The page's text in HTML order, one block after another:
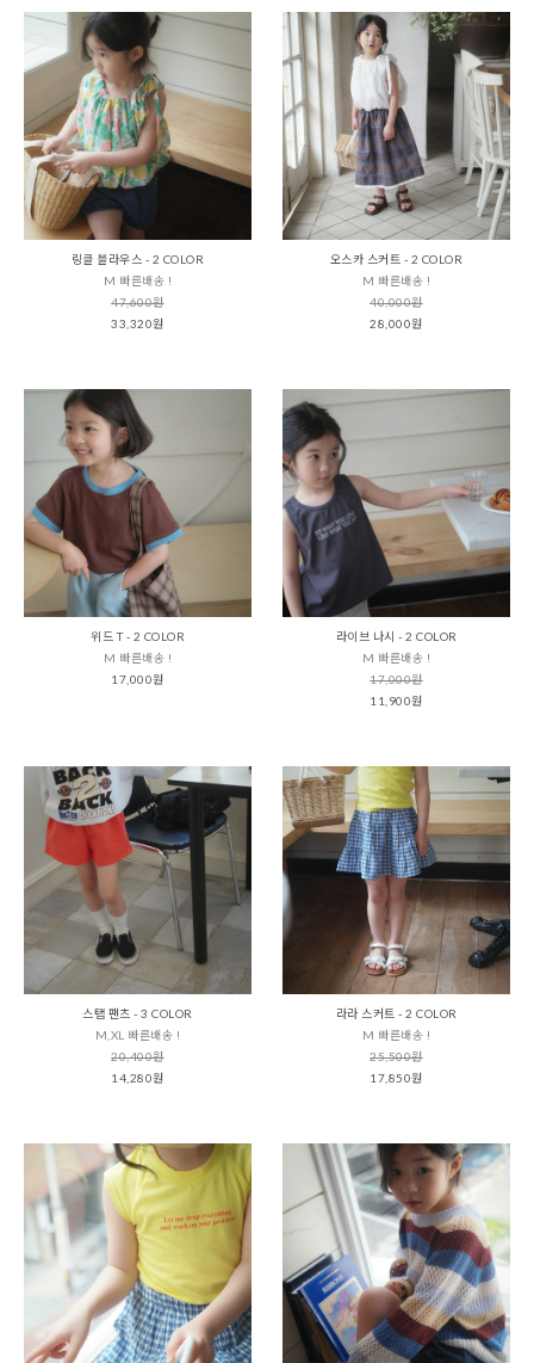
링클 블라우스 - 2 COLOR
M 빠른배송 !
47,600원
33,320원
오스카 스커트 - 2 COLOR
M 빠른배송 !
40,000원
28,000원
위드 T - 2 COLOR
M 빠른배송 !
17,000원
라이브 나시 - 2 COLOR
M 빠른배송 !
17,000원
11,900원
스탭 팬츠 - 3 COLOR
M,XL 빠른배송 !
20,400원
14,280원
라라 스커트 - 2 COLOR
M 빠른배송 !
25,500원
17,850원